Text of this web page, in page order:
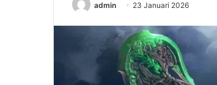
admin 23 Januari 2026